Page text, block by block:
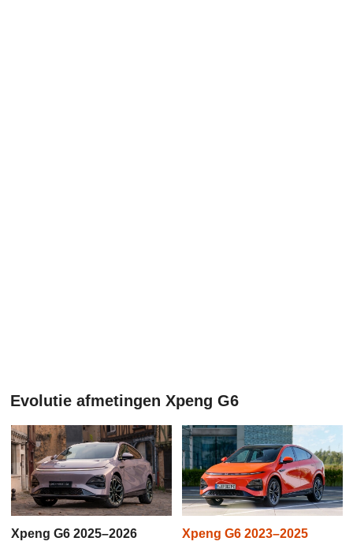
Evolutie afmetingen Xpeng G6
Xpeng G6 2025–2026
Xpeng G6 2023–2025